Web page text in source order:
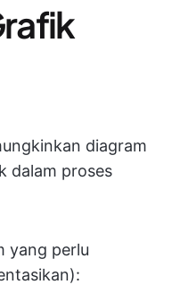
diagram
dalam proses
yang perlu